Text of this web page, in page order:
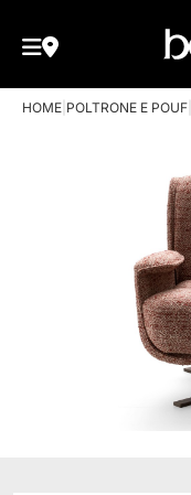
HOME POLTRONE E POUF